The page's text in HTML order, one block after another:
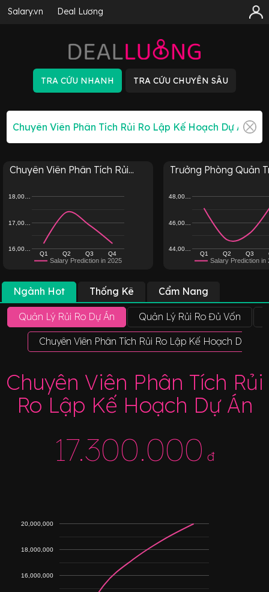
Salary.vn Deal Lương
Chuyên Viên Phân Tích Rủi...
Salary Prediction in 2025
Q1 Q2 Q3 Q4
16,00…
17,00…
18,00…
Trưởng Phòng Quản
Salary Prediction in
Q1 Q2 Q3
44,00…
46,00…
48,00…
Ngành Hot Thống Kê Cẩm Nang
Quản Lý Rủi Ro Dự Án Quản Lý Rủi Ro Đủ Vốn
Chuyên Viên Phân Tích Rủi Ro Lập Kế Hoạch Dự Án
Chuyên Viên Phân Tích Rủi
Ro Lập Kế Hoạch Dự Án
17.300.000 đ
16,000,000
18,000,000
20,000,000